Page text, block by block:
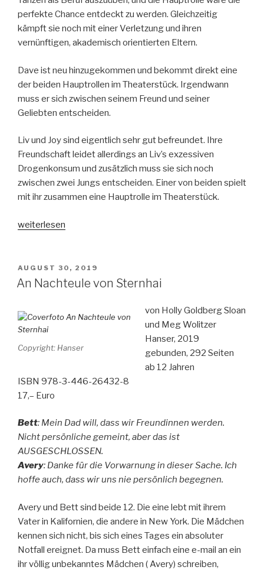
perfekte Chance entdeckt zu werden. Gleichzeitig
kämpft sie noch mit einer Verletzung und ihren
vernünftigen, akademisch orientierten Eltern.
Dave ist neu hinzugekommen und bekommt direkt eine
der beiden Hauptrollen im Theaterstück. Irgendwann
muss er sich zwischen seinem Freund und seiner
Geliebten entscheiden.
Liv und Joy sind eigentlich sehr gut befreundet. Ihre
Freundschaft leidet allerdings an Liv’s exzessiven
Drogenkonsum und zusätzlich muss sie sich noch
zwischen zwei Jungs entscheiden. Einer von beiden spielt
mit ihr zusammen eine Hauptrolle im Theaterstück.
„You
acts“
weiterlesen
VERÖFFENTLICHT
AM
AUGUST 30, 2019
An Nachteule von Sternhai
Copyright: Hanser
von Holly Goldberg Sloan
und Meg Wolitzer
Hanser, 2019
gebunden, 292 Seiten
ab 12 Jahren
ISBN 978-3-446-26432-8
17,– Euro
Bett: Mein Dad will, dass wir Freundinnen werden.
Nicht persönliche gemeint, aber das ist
AUSGESCHLOSSEN.
Avery: Danke für die Vorwarnung in dieser Sache. Ich
hoffe auch, dass wir uns nie persönlich begegnen.
Avery und Bett sind beide 12. Die eine lebt mit ihrem
Vater in Kalifornien, die andere in New York. Die Mädchen
kennen sich nicht, bis sich eines Tages ein absoluter
Notfall ereignet. Da muss Bett einfach eine e-mail an ein
ihr völlig unbekanntes Mädchen ( Avery) schreiben,